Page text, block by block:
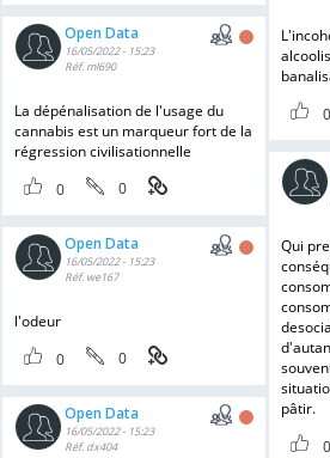
0
Open Data
16/05/2022 - 15:23
Réf. ml690
La dépénalisation de l'usage du
cannabis est un marqueur fort de la
régression civilisationnelle
0
0
Qui
pâtir.
0
Open Data
16/05/2022 - 15:23
Réf. we167
l'odeur
0
0
Open Data
16/05/2022 - 15:23
Réf. dx404